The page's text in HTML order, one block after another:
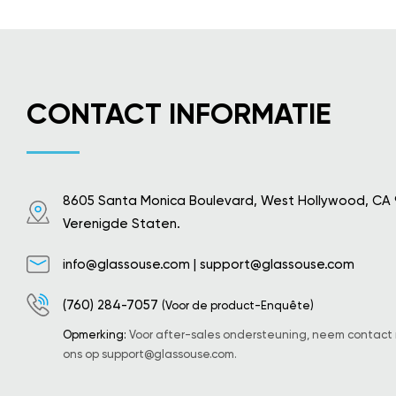
CONTACT INFORMATIE
8605 Santa Monica Boulevard, West Hollywood, CA
Verenigde Staten.
info@glassouse.com | support@glassouse.com
(760) 284-7057 (Voor de product-Enquête)
Opmerking: Voor after-sales ondersteuning, neem contact
ons op support@glassouse.com.